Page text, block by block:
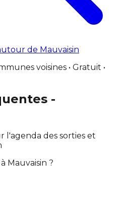
de Mauvaisin
voisines • Gratuit •
-
l'agenda des sorties et
Mauvaisin ?